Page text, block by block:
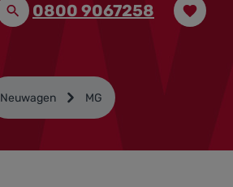
0800 9067258
Neuwagen MG